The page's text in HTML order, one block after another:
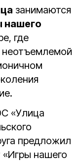
занимаются
нашего
где
неотъемлемой
«Улица
предложил
нашего